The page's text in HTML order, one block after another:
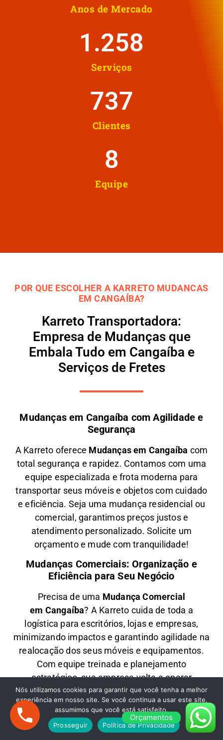
Anos de Mercado
Serviços
1.258
Clientes
737
Equipe
8
POR QUE ESCOLHER A KARRETO MUDANCAS
EM CANGAÍBA?
Karreto Transportadora:
Empresa de Mudanças que
Embala Tudo em Cangaíba e
Serviços de Fretes
Mudanças em Cangaíba com Agilidade e
Segurança
A Karreto oferece Mudanças em Cangaíba com
total segurança e rapidez. Contamos com uma
equipe especializada e frota moderna para
transportar seus móveis e objetos comcuidado
e eficiência. Seja uma mudança residencial ou
comercial , garantimos preços justos e
atendimento personalizado. Solicite um
orçamento e mude com tranquilidade!
Mudanças Comerciais: Organização e
Eficiência para Seu Negócio
Precisa de uma Mudança Comercial
em Cangaíba? A Karreto cuida de toda a
logística paraescritórios, lojas e empresas,
minimizando impactos e garantindo agilidade na
realocação dos seus móveis e equipamentos.
Com equipe treinada e planejamento
estratégico, sua empresavolta a operar
rapidamenteno novo endereço.
Fretes em Cangaíba: Transporte Rápido e
EconômicoOrçamentos
Nós utilizamos cookies para garantir que você tenha a melhor
experiência em nosso site. Se você continua a usar este site,
assumimos que você está satisfeito.
Prosseguir
Política de Privacidade